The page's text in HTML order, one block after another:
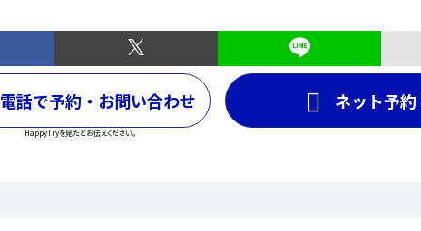
ネット予約
電話で予約・お問い合わせ
HappyTryを見たとお伝えください。